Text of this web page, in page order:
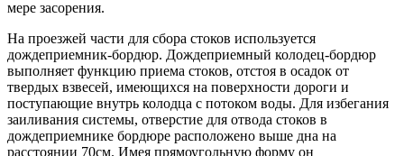
мере засорения.
На проезжей части для сбора стоков используется
дождеприемник-бордюр. Дождеприемный колодец-бордюр
выполняет функцию приема стоков, отстоя в осадок от
твердых взвесей, имеющихся на поверхности дороги и
поступающие внутрь колодца с потоком воды. Для избегания
заиливания системы, отверстие для отвода стоков в
дождеприемнике бордюре расположено выше дна на
расстоянии 70см. Имея прямоугольную форму он